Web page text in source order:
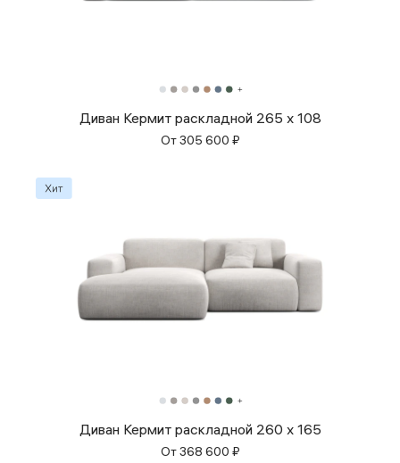
Диван Кермит раскладной 265 x 108
От305 600 ₽
Диван Кермит раскладной 260 x 165
От368 600 ₽